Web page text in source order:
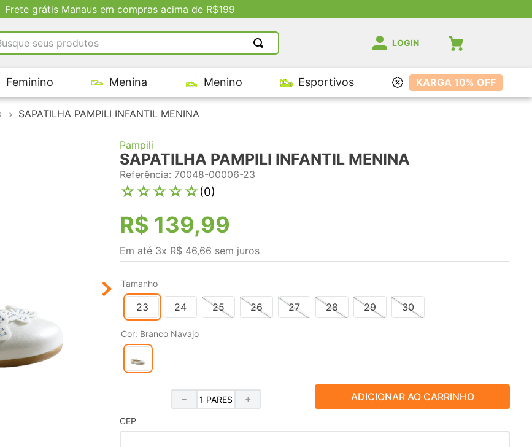
grátis Manaus em compras acima de R$199
seus produtos LOGIN
Feminino Menina Menino Esportivos KARGA 10% OFF
SAPATILHA PAMPILI INFANTIL MENINA
Pampili
SAPATILHA PAMPILI INFANTIL MENINA
Referência: 70048-00006-23
☆☆☆☆☆(0)
R$ 139,99
Em até 3x R$ 46,66 sem juros
Tamanho
23 24 25 26 27 28 29 30
Cor: Branco Navajo
＋
－ ADICIONAR AO CARRINHO
CEP
MAIS BUSCADOS
masculino
feminino